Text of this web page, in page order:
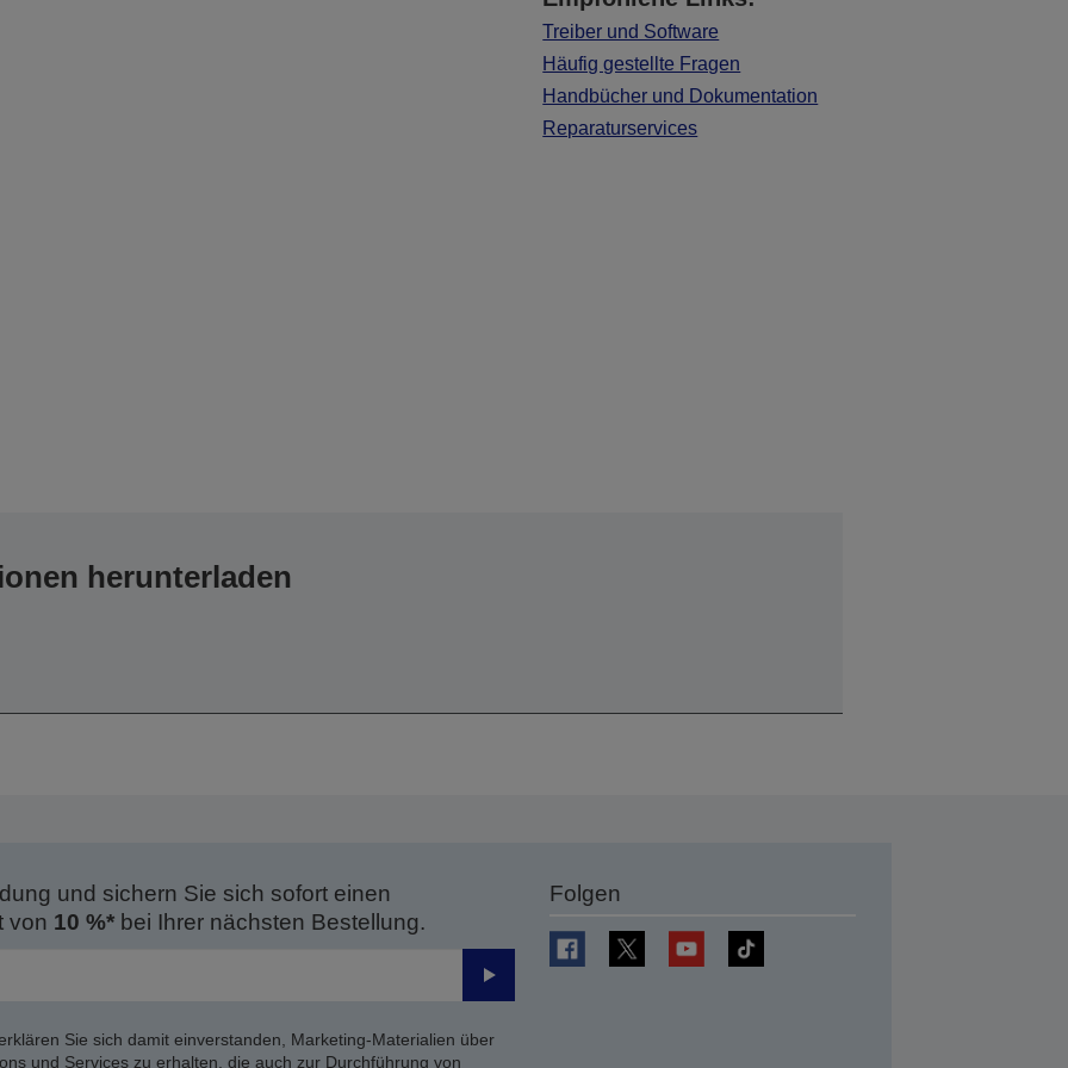
Treiber und Software
Häufig gestellte Fragen
Handbücher und Dokumentation
Reparaturservices
herunterladen
und sichern Sie sich sofort einen
von 10 %*bei Ihrer nächsten Bestellung.
Senden
Sie sich damit einverstanden, Marketing-Materialien über
und Services zu erhalten, die auch zur Durchführung von
Folgen